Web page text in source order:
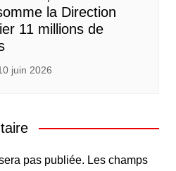
la Direction
11 millions de
juin 2026
pas publiée. Les champs